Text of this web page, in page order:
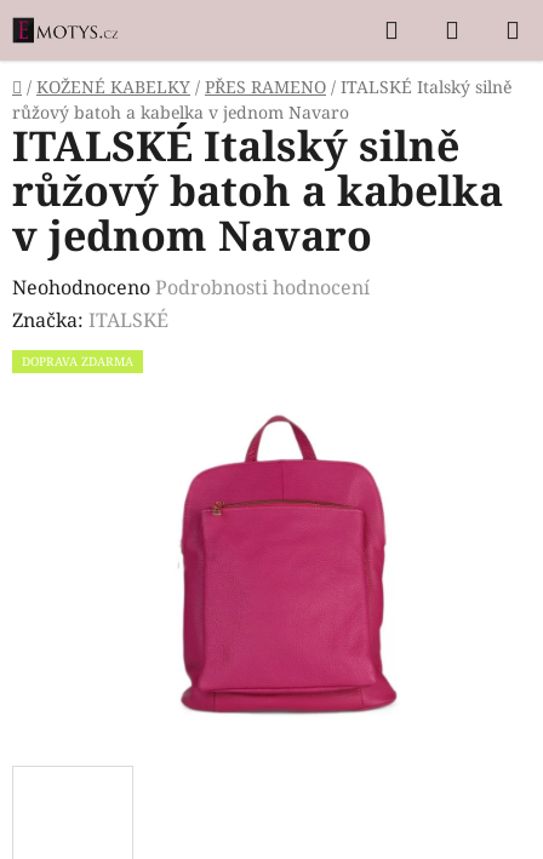
Přejít
na
obsah
Hledat
KOŠÍK
Domů
/ KOŽENÉ KABELKY / PŘES RAMENO / ITALSKÉ Italský silně
růžový batoh a kabelka v jednom Navaro
ITALSKÉ Italský silně
růžový batoh a kabelka
v jednom Navaro
Průměrné
hodnocení
produktu
NeohodnocenoPodrobnosti hodnocení
Značka: ITALSKÉ
DOPRAVA ZDARMA